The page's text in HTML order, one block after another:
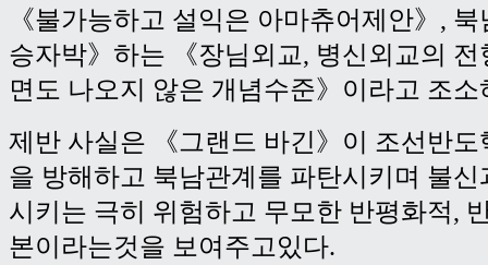
《불가능하고 설익은 아마츄어제안》,
승자박》하는 《장님외교, 병신외교의
면도 나오지 않은 개념수준》이라고 조소
제반 사실은 《그랜드 바긴》이 조선반
을 방해하고 북남관계를 파탄시키며 불
시키는 극히 위험하고 무모한 반평화적,
본이라는것을 보여주고있다.